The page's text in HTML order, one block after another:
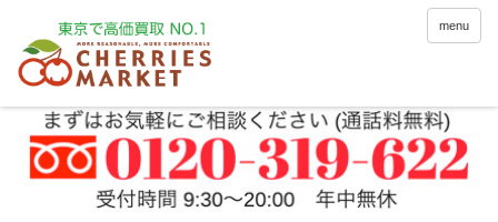
menu